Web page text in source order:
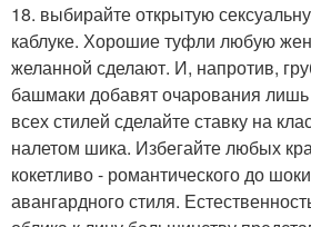
18. выбирайте открытую
каблуке. Хорошие туфли любую
желанной сделают. И, напротив,
башмаки добавят очарования лишь
всех стилей сделайте ставку на
налетом шика. Избегайте любых
кокетливо - романтического до
авангардного стиля.